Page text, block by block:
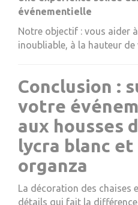
événementielle
Notre objectif : vous aider
inoubliable, à la hauteur de
Conclusion :
votre
aux housses
lycra blanc
organza
La décoration des chaises
détails qui fait la